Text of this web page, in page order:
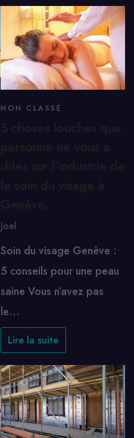
NON CLASSÉ
Joel
Soin du visage Genève :
5 conseils pour une peau
saine Vous n’avez pas
le…
Lire la suite